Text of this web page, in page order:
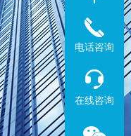
电话咨询
在线咨询